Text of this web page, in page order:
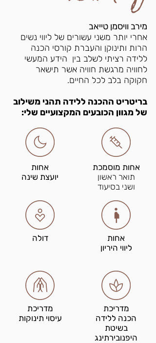
מירב וויסמן טייאב
אחרי יותר משני עשורים של ליווי נשים
הרות ותינוקן והעברת קורסי הכנה
ללידה רציתי לשלב בין הידע המעשי
לחוויה מרגשת חוויה אשר תישאר
חקוקה בלב לכל החיים.
בריטריט ההכנה ללידה תהני משילוב
של מגוון הכובעים המקצועיים שלי:
אחות
יועצת שינה
דולה
מדריכת
עיסוי תינוקות
אחות מוסמכת
תואר ראשון
ושני בסיעוד
אחות
ליווי היריון
מדריכת
הכנה ללידה
בשיטת
היפנובירתינג